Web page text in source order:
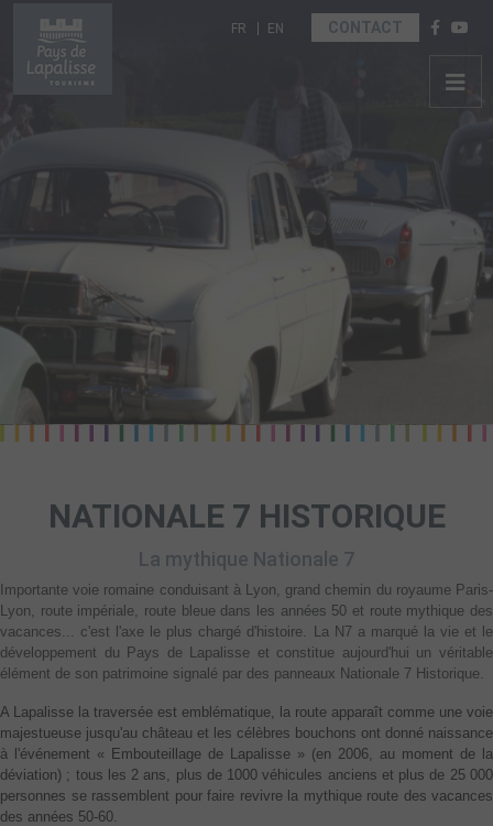
Sélectionnez votre langue
FR EN CONTACT
NATIONALE 7 HISTORIQUE
La mythique Nationale 7
Importante voie romaine conduisant à Lyon, grand chemin du royaume Paris-
Lyon, route impériale, route bleue dans les années 50 et route mythique des
vacances... c'est l'axe le plus chargé d'histoire. La N7 a marqué la vie et le
développement du Pays de Lapalisse et constitue aujourd'hui un véritable
élément de son patrimoine signalé par des panneaux Nationale 7 Historique.
A Lapalisse la traversée est emblématique, la route apparaît comme une voie
majestueuse jusqu'au château et l es célèbres bouchons ont donné naissance
à l'événement « Embouteillage de Lapalisse » (en 2006, au moment de la
déviation) ; tous les 2 ans, plus de 1000 véhicules anciens et plus de 25 000
personnes se rassemblent pour faire revivre la mythique route des vacances
des années 50-60.